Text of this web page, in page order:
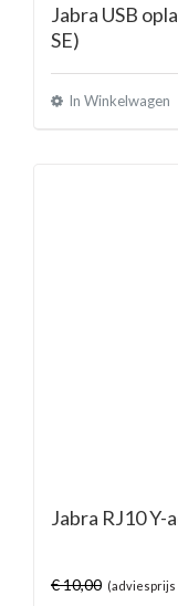
Jabra USB
SE)
In Winkelwagen
Jabra RJ10 Y-
€10,00 (adviesprijs